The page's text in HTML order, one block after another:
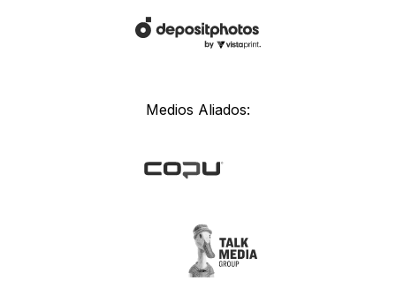
Medios Aliados: